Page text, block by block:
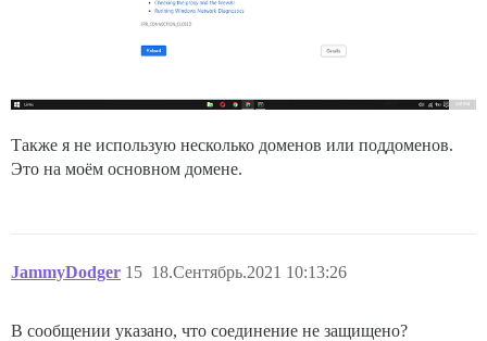
Также я не использую несколько доменов или поддоменов.
Это на моём основном домене.
JammyDodger 18.Сентябрь.2021 10:13:26
15
В сообщении указано, что соединение не защищено?